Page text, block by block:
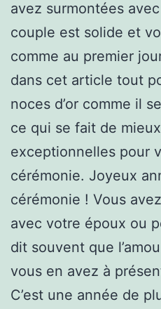
avez surmontées
couple est solide et
comme au premier
dans cet article tout
noces d’or comme il
ce qui se fait de
exceptionnelles pour
cérémonie. Joyeux
cérémonie ! Vous
avec votre époux ou
dit souvent que
vous en avez à
C’est une année de